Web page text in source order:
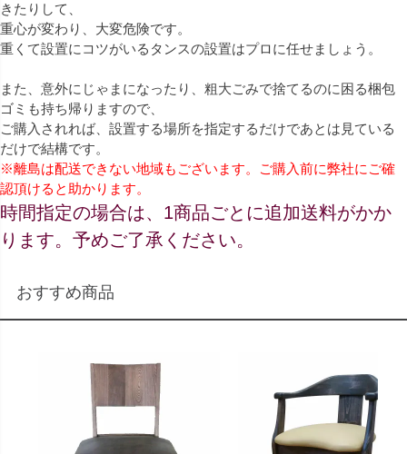
きたりして、
重心が変わり、大変危険です。
重くて設置にコツがいるタンスの設置はプロに任せましょう。
また、意外にじゃまになったり、粗大ごみで捨てるのに困る梱包
ゴミも持ち帰りますので、
ご購入されれば、設置する場所を指定するだけであとは見ている
だけで結構です。
※離島は配送できない地域もございます。ご購入前に弊社にご確
認頂けると助かります。
時間指定の場合は、1商品ごとに追加送料がかか
ります。予めご了承ください。
おすすめ商品